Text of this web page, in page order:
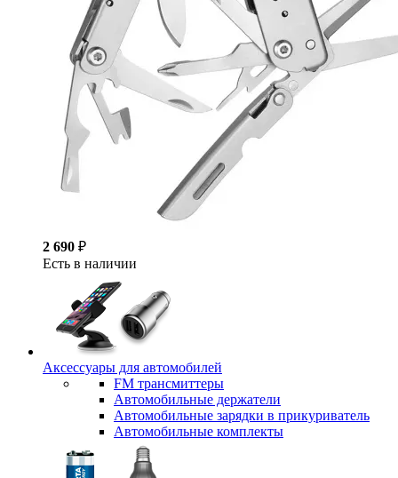
2 690 ₽
Есть в наличии
Аксессуары для автомобилей
FM трансмиттеры
Автомобильные держатели
Автомобильные зарядки в прикуриватель
Автомобильные комплекты